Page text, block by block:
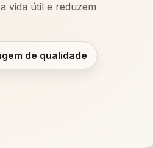
vida útil e reduzem
de qualidade